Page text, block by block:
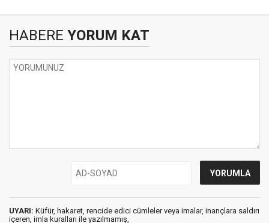
HABERE YORUM KAT
UYARI: Küfür, hakaret, rencide edici cümleler veya imalar, inançlara saldırı
içeren, imla kuralları ile yazılmamış,